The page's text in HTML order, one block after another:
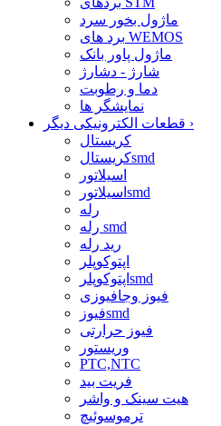
ماژول بخور سرد
برد های WEMOS
ماژول پاور بانک
شارژ - دشارژ
دما و رطوبت
نمایشگر ها
›
کریستال
کریستالsmd
اسیلاتور
اسیلاتورsmd
رله
رله smd
رید رله
اپتوکوپلر
اپتوکوپلرsmd
فیوز وجافیوزی
فیوزsmd
فیوز حرارتی
وریستور
PTC,NTC
فریت بید
هیت سینک و واشر
ترموسوئیچ